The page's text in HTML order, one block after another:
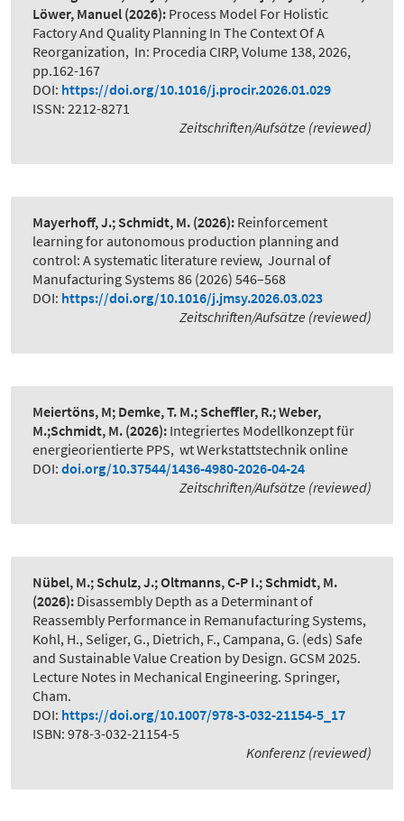
Löwer, Manuel (2026): Process Model For Holistic
Factory And Quality Planning In The Context Of A
Reorganization, In: Procedia CIRP, Volume 138, 2026,
pp.162-167
DOI: https://doi.org/10.1016/j.procir.2026.01.029
ISSN: 2212-8271
Zeitschriften/Aufsätze (reviewed)
Mayerhoff, J.; Schmidt, M. (2026): Reinforcement
learning for autonomous production planning and
control: A systematic literature review, Journal of
Manufacturing Systems 86 (2026) 546–568
DOI: https://doi.org/10.1016/j.jmsy.2026.03.023
Zeitschriften/Aufsätze (reviewed)
Meiertöns, M; Demke, T. M.; Scheffler, R.; Weber,
M.;Schmidt, M. (2026): Integriertes Modellkonzept für
energieorientierte PPS, wt Werkstattstechnik online
DOI: doi.org/10.37544/1436-4980-2026-04-24
Zeitschriften/Aufsätze (reviewed)
Nübel, M.; Schulz, J.; Oltmanns, C-P I.; Schmidt, M.
(2026): Disassembly Depth as a Determinant of
Reassembly Performance in Remanufacturing Systems,
Kohl, H., Seliger, G., Dietrich, F., Campana, G. (eds) Safe
and Sustainable Value Creation by Design. GCSM 2025.
Lecture Notes in Mechanical Engineering. Springer,
Cham.
DOI: https://doi.org/10.1007/978-3-032-21154-5_17
ISBN: 978-3-032-21154-5
Konferenz (reviewed)